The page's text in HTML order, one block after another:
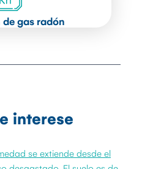
gas radón
interese